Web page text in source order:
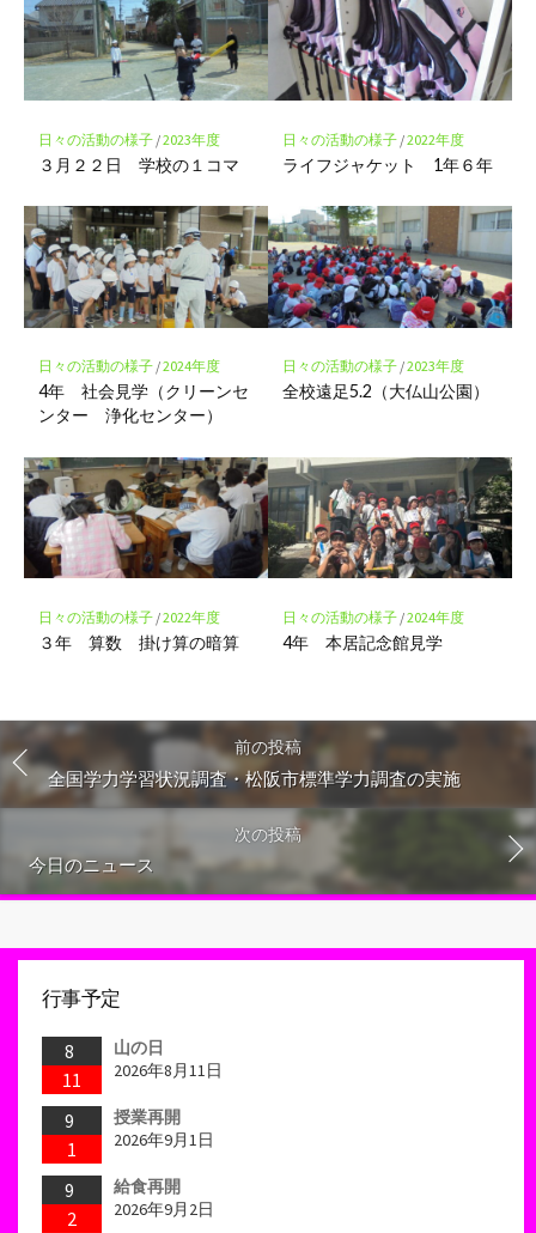
ー
ク
に
保
存
日々の活動の様子/2023年度
３月２２日 学校の１コマ
日々の活動の様子/2022年度
ライフジャケット 1年６年
日々の活動の様子/2024年度
4年 社会見学（クリーンセ
ンター 浄化センター）
日々の活動の様子/2023年度
全校遠足5.2（大仏山公園）
日々の活動の様子/2022年度
３年 算数 掛け算の暗算
日々の活動の様子/2024年度
4年 本居記念館見学
前の投稿
全国学力学習状況調査・松阪市標準学力調査の実施
次の投稿
今日のニュース
行事予定
8
11
山の日
2026年8月11日
9
1
授業再開
2026年9月1日
9
2
給食再開
2026年9月2日